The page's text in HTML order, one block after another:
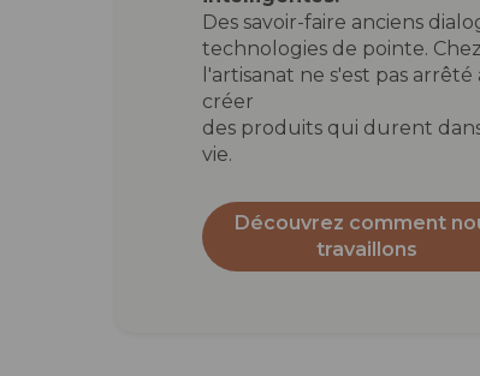
Des savoir-faire anciens
technologies de pointe.
l'artisanat ne s'est pas
créer
des produits qui durent
vie.
Découvrez comment
travaillons